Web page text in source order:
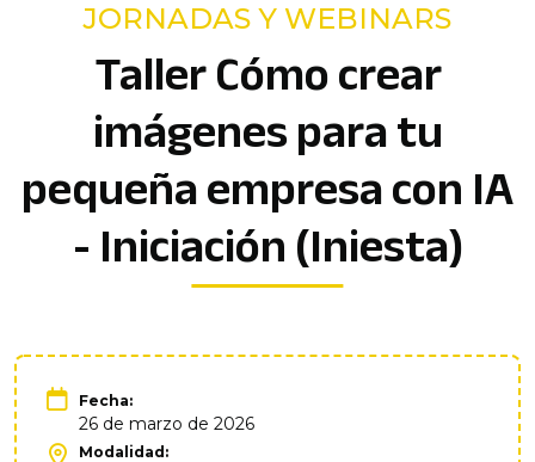
JORNADAS Y WEBINARS
Taller Cómo crear
imágenes para tu
pequeña empresa con IA
- Iniciación (Iniesta)
Fecha:
26 de marzo de 2026
Modalidad: